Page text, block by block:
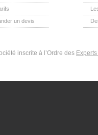
un devis
inscrite à l’Ordre des